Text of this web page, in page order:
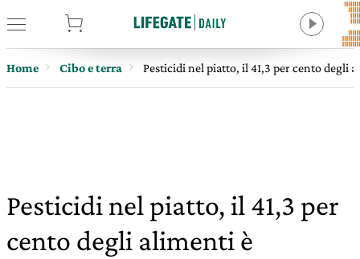
Home Cibo e terra Pesticidi nel piatto, il 41,3 per cento degli
Pesticidi nel piatto, il 41,3 per
cento degli alimenti è